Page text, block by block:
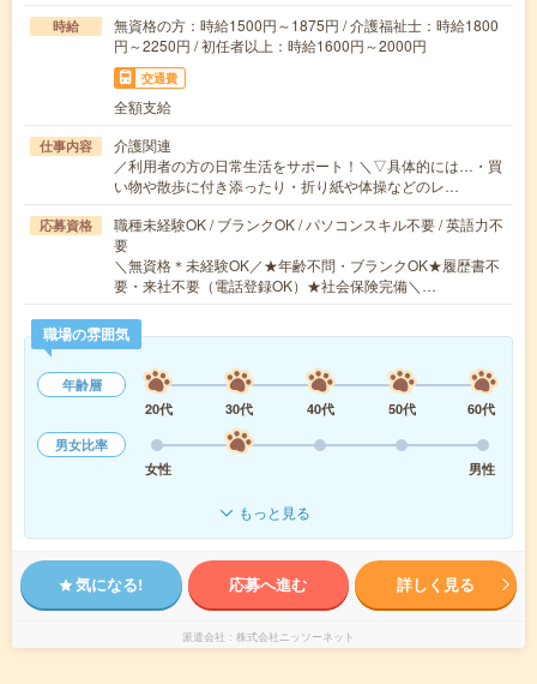
時給
無資格の方：時給1500円～1875円 / 介護福祉士：時給1800
円～2250円 / 初任者以上：時給1600円～2000円
交通費
全額支給
仕事内容
介護関連
／利用者の方の日常生活をサポート！＼▽具体的には…・買
い物や散歩に付き添ったり・折り紙や体操などのレ…
応募資格
職種未経験OK / ブランクOK / パソコンスキル不要 / 英語力不
要
＼無資格＊未経験OK／★年齢不問・ブランクOK★履歴書不
要・来社不要（電話登録OK）★社会保険完備＼…
職場の雰囲気
年齢層
20代
30代 40代 50代
60代
男女比率
女性
男性
もっと見る
気になる! 応募へ進む 詳しく見る
派遣会社 株式会社ニッソーネット